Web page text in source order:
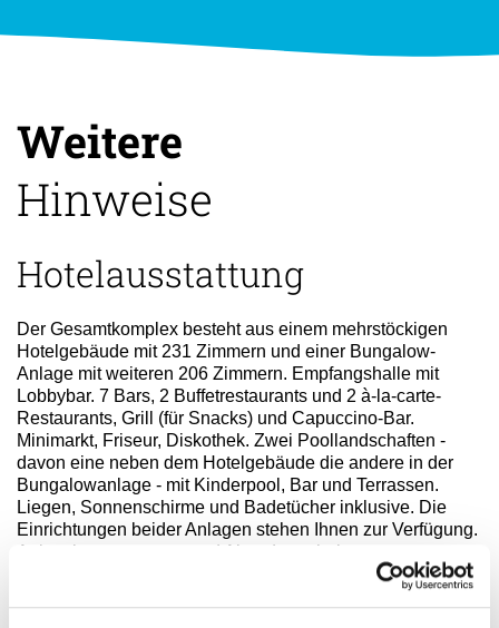
Weitere
Hinweise
Hotelausstattung
Der Gesamtkomplex besteht aus einem mehrstöckigen
Hotelgebäude mit 231 Zimmern und einer Bungalow-
Anlage mit weiteren 206 Zimmern. Empfangshalle mit
Lobbybar. 7 Bars, 2 Buffetrestaurants und 2 à-la-carte-
Restaurants, Grill (für Snacks) und Capuccino-Bar.
Minimarkt, Friseur, Diskothek. Zwei Poollandschaften -
davon eine neben dem Hotelgebäude die andere in der
Bungalowanlage - mit Kinderpool, Bar und Terrassen.
Liegen, Sonnenschirme und Badetücher inklusive. Die
Einrichtungen beider Anlagen stehen Ihnen zur Verfügung.
Animationsprogramm und Abendunterhaltung.
Sport / Aktivitäten: Aerobic, Fahrräder, Volleyball, Sauna,